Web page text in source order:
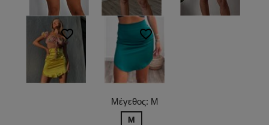
favorite_border favorite_border
Μέγεθος: M
M